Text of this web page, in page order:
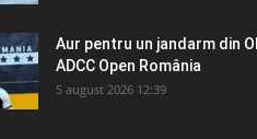
Aur pentru un jandarm din
ADCC Open România
5 august 2026 12:39